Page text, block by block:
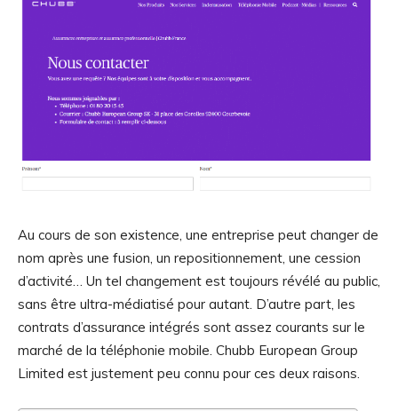
Au cours de son existence, une entreprise peut changer de
nom après une fusion, un repositionnement, une cession
d’activité… Un tel changement est toujours révélé au public,
sans être ultra-médiatisé pour autant. D’autre part, les
contrats d’assurance intégrés sont assez courants sur le
marché de la téléphonie mobile. Chubb European Group
Limited est justement peu connu pour ces deux raisons.